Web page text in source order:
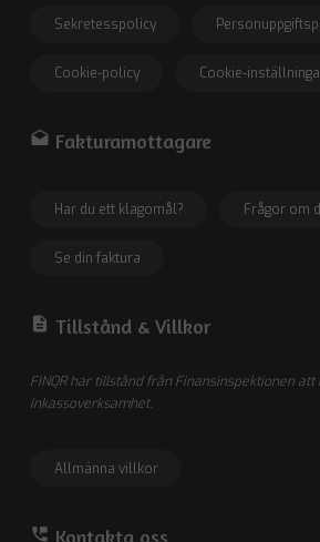
Sekretesspolicy
Cookie-policy Cookie-
drafts Fakturamottagare
Har du ett klagomål? Frågor om
Se din faktura
description Tillstånd & Villkor
FINQR har tillstånd från Finansinspektionen att
inkassoverksamhet.
Allmänna villkor
perm_phone_msg Kontakta oss